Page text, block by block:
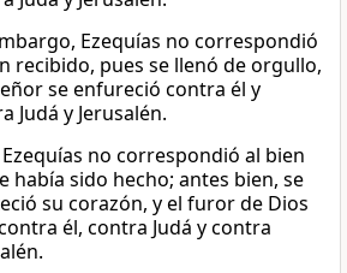
Ezequías no correspondió
recibido, pues se llenó de orgullo,
se enfureció contra él y
Judá y Jerusalén.
no correspondió al bien
había sido hecho; antes bien, se
su corazón, y el furor de Dios
él, contra Judá y contra